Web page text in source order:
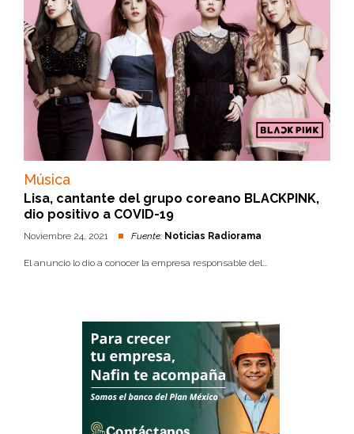
Música
Lisa, cantante del grupo coreano BLACKPINK,
dio positivo a COVID-19
Noviembre 24, 2021 Fuente: Noticias Radiorama
El anuncio lo dio a conocer la empresa responsable del...